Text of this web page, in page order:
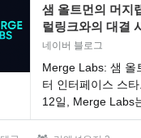
샘 올트먼의 머지
럴링크와의 대결
네이버 블로그
Merge Labs: 샘 올
터 인터페이스 스
12일, Merge Labs